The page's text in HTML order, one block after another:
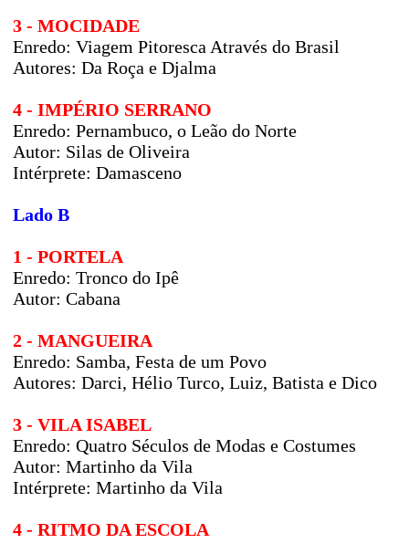
3 - MOCIDADE
Enredo: Viagem Pitoresca Através do Brasil
Autores: Da Roça e Djalma
4 - IMPÉRIO SERRANO
Enredo: Pernambuco, o Leão do Norte
Autor: Silas de Oliveira
Intérprete: Damasceno
Lado B
1 - PORTELA
Enredo: Tronco do Ipê
Autor: Cabana
2 - MANGUEIRA
Enredo: Samba, Festa de um Povo
Autores: Darci, Hélio Turco, Luiz, Batista e Dico
3 - VILA ISABEL
Enredo: Quatro Séculos de Modas e Costumes
Autor: Martinho da Vila
Intérprete: Martinho da Vila
4 - RITMO DA ESCOLA